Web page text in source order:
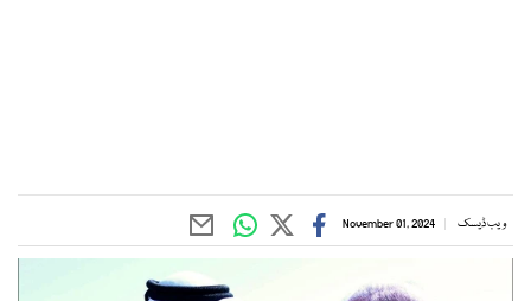
ویب ڈیسک November 01, 2024